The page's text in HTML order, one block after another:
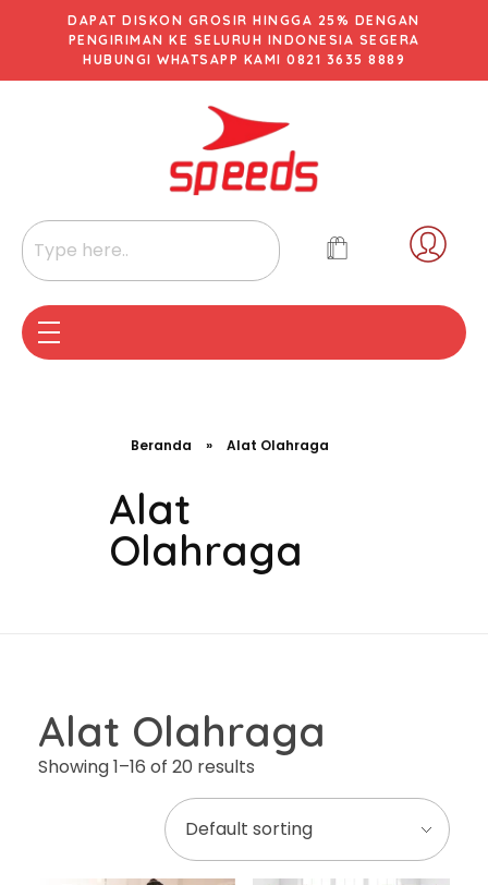
DAPAT DISKON GROSIR HINGGA 25% DENGAN
PENGIRIMAN KE SELURUH INDONESIA SEGERA
HUBUNGI WHATSAPP KAMI 0821 3635 8889
Beranda » Alat Olahraga
Alat
Olahraga
Alat Olahraga
Showing 1–16 of 20 results